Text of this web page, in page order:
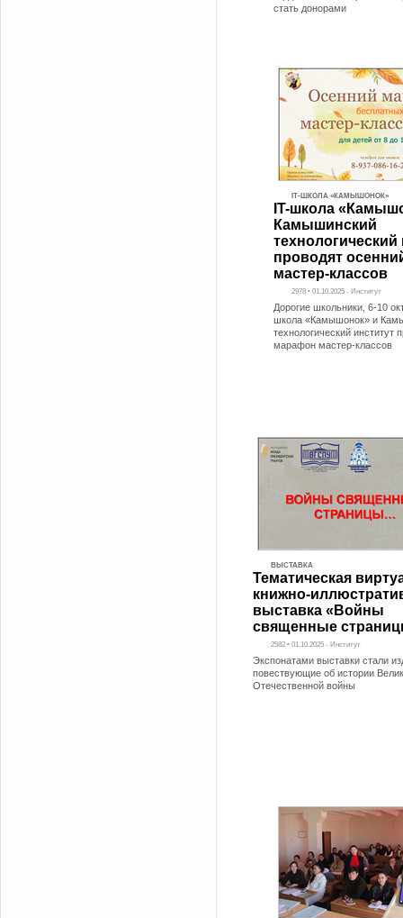
стать донорами
IT-ШКОЛА «КАМЫШОНОК»
IT-школа
Камышинский
технологический
проводят
мастер-классов
2978 • 01.10.2025 - Институт
Дорогие школьники, 6-10
школа «Камышонок» и
технологический институт
марафон мастер-классов
ВЫСТАВКА
Тематическая
книжно-
выставка «Войны
священные
2582 • 01.10.2025 - Институт
Экспонатами выставки стали
повествующие об истории
Отечественной войны